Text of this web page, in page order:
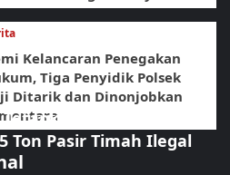
Kelancaran Penegakan
Tiga Penyidik Polsek
Ditarik dan Dinonjobkan
4 Tersangka
Ton Pasir Timah Ilegal